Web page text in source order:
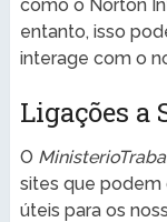
como o Norton
entanto, isso
interage com o
Ligações a
O
sites que
úteis para os